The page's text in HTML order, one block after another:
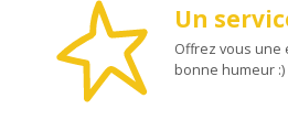
Un
Offrez vous une
bonne humeur :)